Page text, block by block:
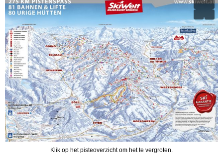
Klik op het pisteoverzicht om het te vergroten.